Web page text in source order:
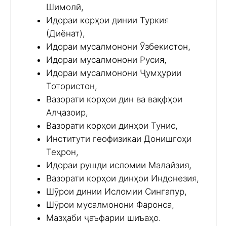
Шимолӣ,
Идораи корҳои динии Туркия
(Диёнат),
Идораи мусалмонони Ӯзбекистон,
Идораи мусалмонони Русия,
Идораи мусалмонони Ҷумҳурии
Тотористон,
Вазорати корҳои дин ва вақфҳои
Алҷазоир,
Вазорати корҳои динҳои Тунис,
Институти геофизикаи Донишгоҳи
Теҳрон,
Идораи рушди исломии Малайзия,
Вазорати корҳои динҳои Индонезия,
Шӯрои динии Исломии Сингапур,
Шӯрои мусалмонони Фаронса,
Мазҳаби ҷаъфарии шиъаҳо.